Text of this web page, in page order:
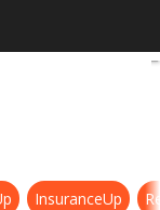
di
InsuranceUp